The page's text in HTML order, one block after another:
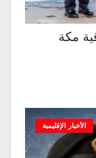
مكة
الأخبار الإقليمية